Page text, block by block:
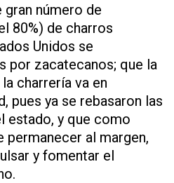
número de
80%) de charros
Unidos se
por zacatecanos; que la
charrería va en
pues ya se rebasaron las
estado, y que como
permanecer al margen,
y fomentar el